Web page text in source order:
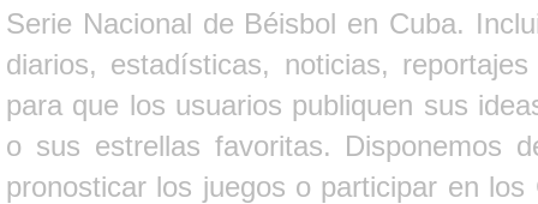
Serie Nacional de Béisbol en Cuba.
diarios, estadísticas, noticias,
para que los usuarios publiquen sus
o sus estrellas favoritas. Disponemos
pronosticar los juegos o participar en